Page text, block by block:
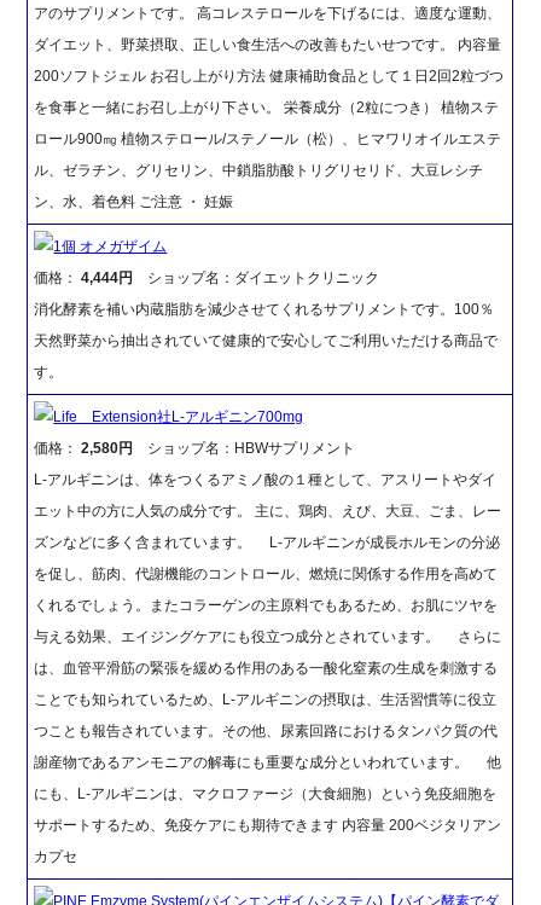
アのサプリメントです。 高コレステロールを下げるには、適度な運動、
ダイエット、野菜摂取、正しい食生活への改善もたいせつです。 内容量
200ソフトジェル お召し上がり方法 健康補助食品として１日2回2粒づつ
を食事と一緒にお召し上がり下さい。 栄養成分（2粒につき） 植物ステ
ロール900㎎ 植物ステロール/ステノール（松）、ヒマワリオイルエステ
ル、ゼラチン、グリセリン、中鎖脂肪酸トリグリセリド、大豆レシチ
ン、水、着色料 ご注意 ・ 妊娠
1個 オメガザイム
価格：4,444円
ショップ名：ダイエットクリニック
消化酵素を補い内蔵脂肪を減少させてくれるサプリメントです。100％
天然野菜から抽出されていて健康的で安心してご利用いただける商品で
す。
Life Extension社L-アルギニン700mg
価格：2,580円
ショップ名：HBWサプリメント
L-アルギニンは、体をつくるアミノ酸の１種として、アスリートやダイ
エット中の方に人気の成分です。 主に、鶏肉、えび、大豆、ごま、レー
ズンなどに多く含まれています。 L-アルギニンが成長ホルモンの分泌
を促し、筋肉、代謝機能のコントロール、燃焼に関係する作用を高めて
くれるでしょう。またコラーゲンの主原料でもあるため、お肌にツヤを
与える効果、エイジングケアにも役立つ成分とされています。 さらに
は、血管平滑筋の緊張を緩める作用のある一酸化窒素の生成を刺激する
ことでも知られているため、L-アルギニンの摂取は、生活習慣等に役立
つことも報告されています。その他、尿素回路におけるタンパク質の代
謝産物であるアンモニアの解毒にも重要な成分といわれています。 他
にも、L-アルギニンは、マクロファージ（大食細胞）という免疫細胞を
サポートするため、免疫ケアにも期待できます 内容量 200ベジタリアン
カプセ
PINE Emzyme System(パインエンザイムシステム)【パイン酵素でダ